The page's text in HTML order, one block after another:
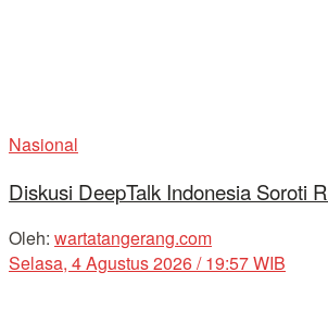
Nasional
Diskusi DeepTalk Indonesia Soroti
Oleh: wartatangerang.com
Selasa, 4 Agustus 2026 / 19:57 WIB